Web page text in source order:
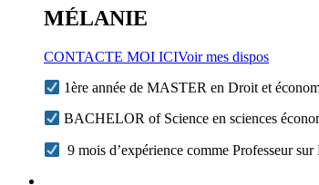
MÉLANIE
CONTACTE MOI ICIVoir mes dispos
1ère année de MASTER en Droit et
BACHELOR of Science en sciences
9 mois d’expérience comme Professeur